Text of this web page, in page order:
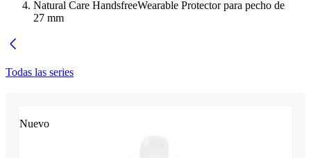
Natural Care HandsfreeWearable Protector para pecho de
27 mm
Todas las series
Nuevo